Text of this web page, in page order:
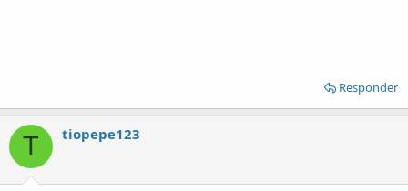
Responder
T tiopepe123